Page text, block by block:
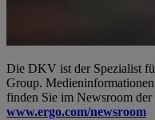
Die DKV ist der Spezialist
Group.
finden Sie im Newsroom
www.ergo.com/newsroom